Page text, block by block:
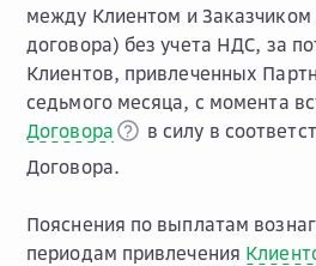
между Клиентом и Заказчиком
договора) без учета НДС, за
Клиентов, привлеченных
седьмого месяца, с момента
Договора
в силу в
Договора.
Пояснения по выплатам
периодам привлечения